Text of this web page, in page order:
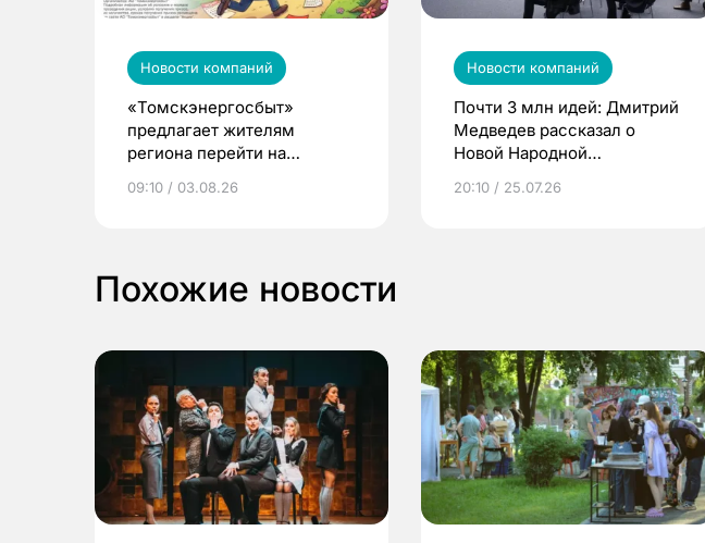
Новости компаний
«Томскэнергосбыт»
предлагает жителям
региона перейти на
выиграть призы
09:10 / 03.08.26
Новости компаний
Почти 3 млн идей: Дмитрий
Медведев рассказал о
Новой Народной
20:10 / 25.07.26
Похожие новости